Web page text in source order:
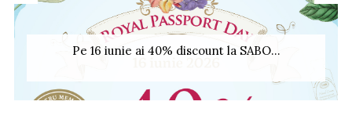
Pe 16 iunie ai 40% discount la SABO...